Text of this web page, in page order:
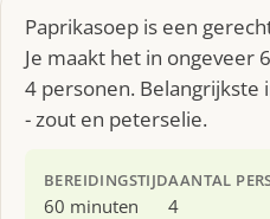
Paprikasoep is een
Je maakt het in ongeveer
4 personen.
- zout en peterselie.
BEREIDINGSTIJD
60 minuten
AANTAL
4